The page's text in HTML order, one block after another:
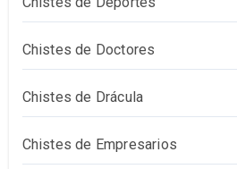
Chistes de Doctores
Chistes de Drácula
Chistes de Empresarios